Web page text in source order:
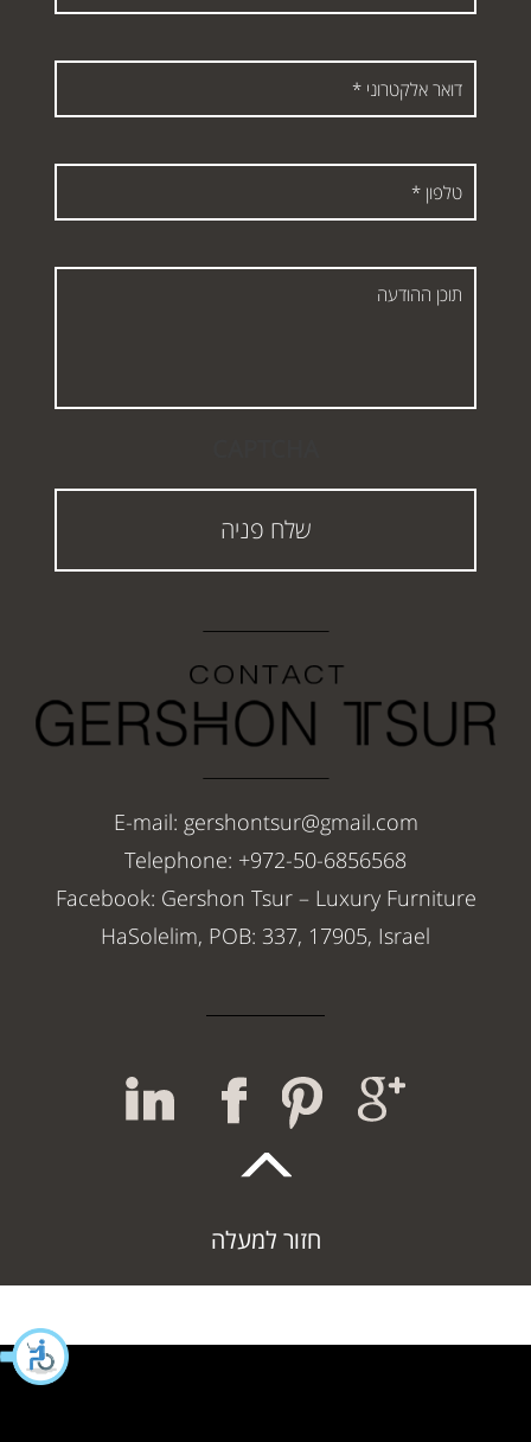
דואר
טלפון
תוכן
E-mail: gershontsur@gmail.com
Telephone: +972-50-6856568
Facebook: Gershon Tsur – Luxury Furniture
HaSolelim, POB: 337, 17905, Israel
חזור למעלה